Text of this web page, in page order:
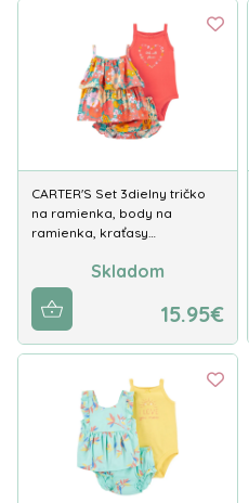
CARTER'S Set 3dielny tričko
na ramienka, body na
ramienka, kraťasy…
Skladom
15.95€